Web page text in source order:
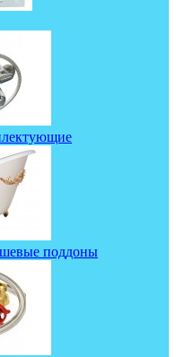
поддоны